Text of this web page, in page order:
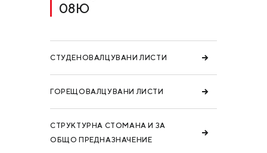
08Ю
СТУДЕНОВАЛЦУВАНИ ЛИСТИ
ГОРЕЩОВАЛЦУВАНИ ЛИСТИ
СТРУКТУРНА СТОМАНА И ЗА
ОБЩО ПРЕДНАЗНАЧЕНИЕ